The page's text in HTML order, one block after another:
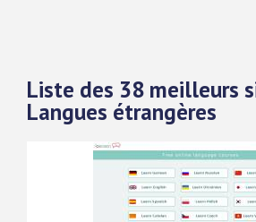
Liste des 38 meilleurs
Langues étrangères